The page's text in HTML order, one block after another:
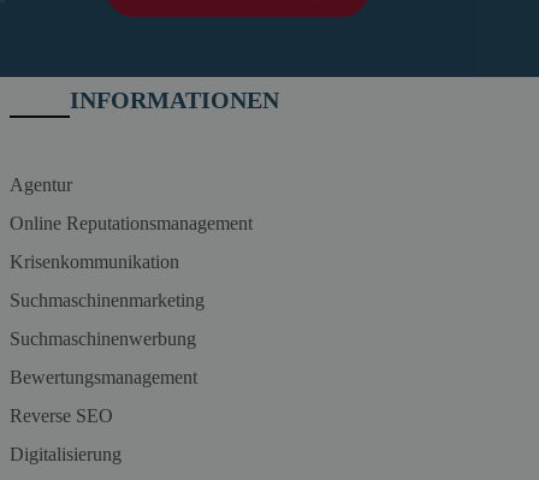
INFORMATIONEN
Agentur
Online Reputationsmanagement
Krisenkommunikation
Suchmaschinenmarketing
Suchmaschinenwerbung
Bewertungsmanagement
Reverse SEO
Digitalisierung